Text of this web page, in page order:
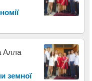
Алла
земної